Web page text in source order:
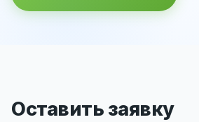
Оставить заявку